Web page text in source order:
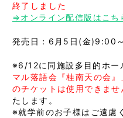
終了しました
⇒オンライン配信版はこち
発売日：6月5日(金)9:00～
※6/12に同施設多目的ホー
マル落語会『桂南天の会
のチケットは使用できませ
たします。
※就学前のお子様はご遠慮